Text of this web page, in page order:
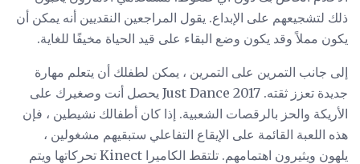
ذلك لتشجيعهم على الإبداع. يقول المراجعين النقديين أنه يمكن أن
يكون مملاً وقد يكون وضع البقاء على قيد الحياة مخيفًا للغاية.
إلى جانب التمرين على التمرين ، يمكن لطفلك أن يتعلم مهارة
جديدة تعزز ثقته. Just Dance 2017 يحصل أنت وصغيرك على
الأريكة والحز بالرقصات الشعبية. إذا كان أطفالك نشيطين ، فإن
هذه اللعبة القائمة على الإيقاع التفاعلي ستبقيهم مشغولين ،
يلهون ويثيرون اهتمامهم. تلتقط الكاميرا Kinect تحركاتها ويتم